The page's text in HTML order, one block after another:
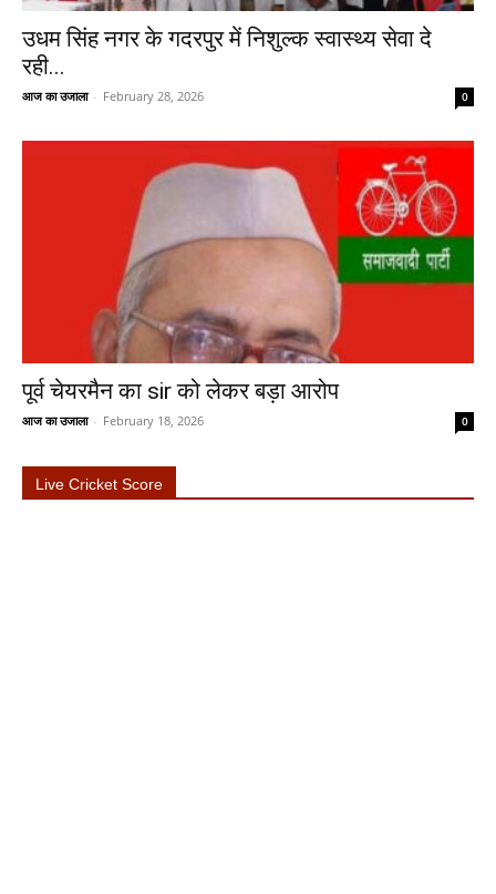
उधम सिंह नगर के गदरपुर में निशुल्क स्वास्थ्य सेवा दे
रही...
आज का उजाला - February 28, 2026 0
पूर्व चेयरमैन का sir को लेकर बड़ा आरोप
आज का उजाला - February 18, 2026 0
Live Cricket Score